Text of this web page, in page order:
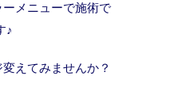
メニューで施術で
♪
えてみませんか？